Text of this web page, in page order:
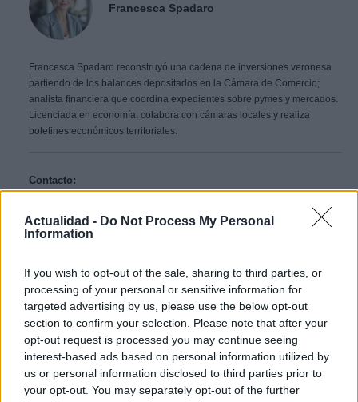
Actualidad - Do Not Process My Personal
Information
If you wish to opt-out of the sale, sharing to third parties, or
processing of your personal or sensitive information for
targeted advertising by us, please use the below opt-out
section to confirm your selection. Please note that after your
opt-out request is processed you may continue seeing
interest-based ads based on personal information utilized by
us or personal information disclosed to third parties prior to
your opt-out. You may separately opt-out of the further
Francesca Spadaro
Francesca Spadaro reconstruyó una cadena de inversiones veronesa
partiendo de los balances depositados en la Cámara de Comercio;
analista financiera que coordina expedientes sobre pymes y mercados.
Licenciada en economía, colabora con cámaras locales y realiza
boletines económicos territoriales.
Contacto:
Más leídos
CIENCIA Y TECNOLOGÍA